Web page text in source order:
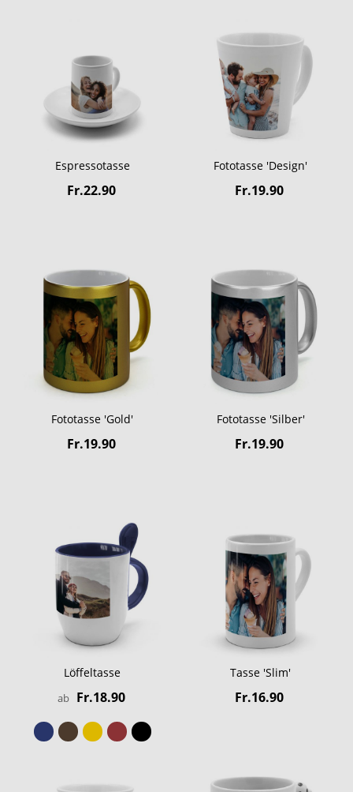
Espressotasse
Fr.22.90
Fototasse 'Design'
Fr.19.90
Fototasse 'Gold'
Fr.19.90
Fototasse 'Silber'
Fr.19.90
Löffeltasse
ab Fr.18.90
Tasse 'Slim'
Fr.16.90